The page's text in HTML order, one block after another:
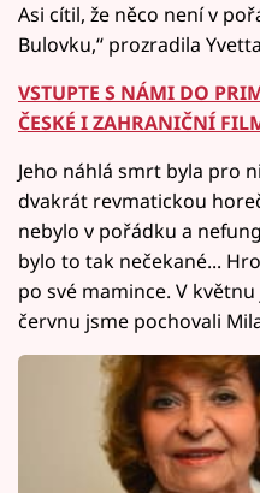
Asi cítil, že něco není v
Bulovku,“ prozradila
VSTUPTE S NÁMI DO
ČESKÉ I ZAHRANIČNÍ
Jeho náhlá smrt byla pro
dvakrát revmatickou
nebylo v pořádku a
bylo to tak nečekané...
po své mamince. V
červnu jsme pochovali